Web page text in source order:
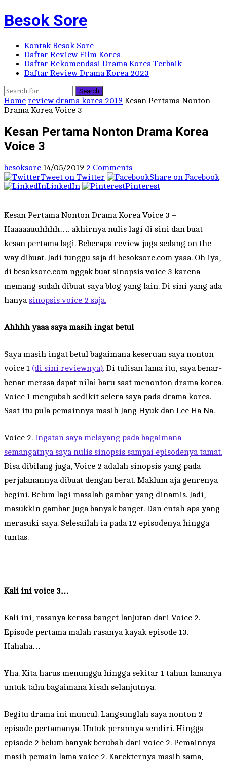
Besok Sore
Kontak Besok Sore
Daftar Review Film Korea
Daftar Rekomendasi Drama Korea Terbaik
Daftar Review Drama Korea 2023
Search
Home review drama korea 2019 Kesan Pertama Nonton
Drama Korea Voice 3
Kesan Pertama Nonton Drama Korea
Voice 3
besoksore 14/05/2019 2 Comments
Tweet on Twitter
Share on Facebook
LinkedIn
Pinterest
Kesan Pertama Nonton Drama Korea Voice 3 –
Haaaaauuhhhh…. akhirnya nulis lagi di sini dan buat
kesan pertama lagi. Beberapa review juga sedang on the
way dibuat. Jadi tunggu saja di besoksore.com yaaa. Oh iya,
di besoksore.com nggak buat sinopsis voice 3 karena
memang sudah dibuat saya blog yang lain. Di sini yang ada
hanya sinopsis voice 2 saja.
Ahhhh yaaa saya masih ingat betul
Saya masih ingat betul bagaimana keseruan saya nonton
voice 1 (di sini reviewnya). Di tulisan lama itu, saya benar-
benar merasa dapat nilai baru saat menonton drama korea.
Voice 1 mengubah sedikit selera saya pada drama korea.
Saat itu pula pemainnya masih Jang Hyuk dan Lee Ha Na.
Voice 2. Ingatan saya melayang pada bagaimana
semangatnya saya nulis sinopsis sampai episodenya tamat.
Bisa dibilang juga, Voice 2 adalah sinopsis yang pada
perjalanannya dibuat dengan berat. Maklum aja genrenya
begini. Belum lagi masalah gambar yang dinamis. Jadi,
masukkin gambar juga banyak banget. Dan entah apa yang
merasuki saya. Selesailah ia pada 12 episodenya hingga
tuntas.
Kali ini voice 3…
Kali ini, rasanya kerasa banget lanjutan dari Voice 2.
Episode pertama malah rasanya kayak episode 13.
Hahaha…
Yha. Kita harus menunggu hingga sekitar 1 tahun lamanya
untuk tahu bagaimana kisah selanjutnya.
Begitu drama ini muncul. Langsunglah saya nonton 2
episode pertamanya. Untuk perannya sendiri. Hingga
episode 2 belum banyak berubah dari voice 2. Pemainnya
masih pemain lama voice 2. Karekternya masih sama,